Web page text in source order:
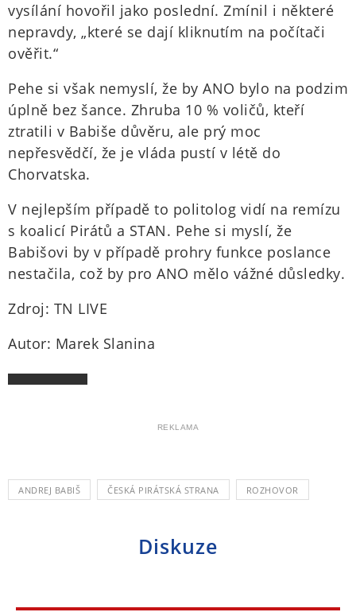
vysílání hovořil jako poslední. Zmínil i některé
nepravdy, „které se dají kliknutím na počítači
ověřit.“
Pehe si však nemyslí, že by ANO bylo na podzim
úplně bez šance. Zhruba 10 % voličů, kteří
ztratili v Babiše důvěru, ale prý moc
nepřesvědčí, že je vláda pustí v létě do
Chorvatska.
V nejlepším případě to politolog vidí na remízu
s koalicí Pirátů a STAN. Pehe si myslí, že
Babišovi by v případě prohry funkce poslance
nestačila, což by pro ANO mělo vážné důsledky.
Zdroj: TN LIVE
Autor: Marek Slanina
REKLAMA
ANDREJ BABIŠ ČESKÁ PIRÁTSKÁ STRANA ROZHOVOR
Diskuze